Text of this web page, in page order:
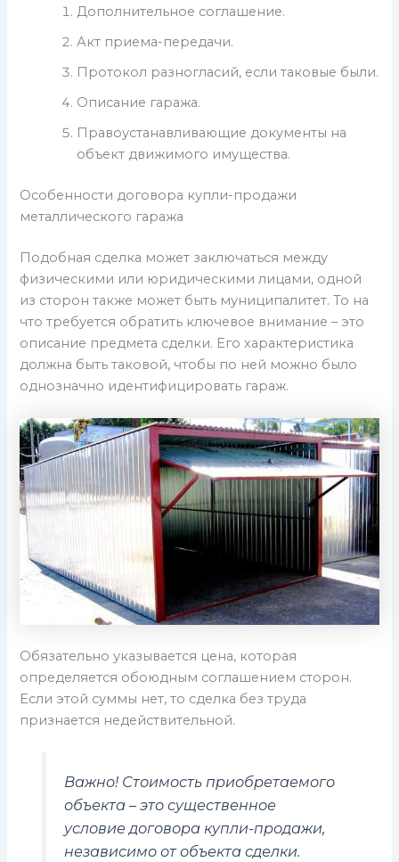
Дополнительное соглашение.
Акт приема-передачи.
Протокол разногласий, если таковые были.
Описание гаража.
Правоустанавливающие документы на
объект движимого имущества.
Особенности договора купли-продажи
металлического гаража
Подобная сделка может заключаться между
физическими или юридическими лицами, одной
из сторон также может быть муниципалитет. То на
что требуется обратить ключевое внимание – это
описание предмета сделки. Его характеристика
должна быть таковой, чтобы по ней можно было
однозначно идентифицировать гараж.
Обязательно указывается цена, которая
определяется обоюдным соглашением сторон.
Если этой суммы нет, то сделка без труда
признается недействительной.
Важно! Стоимость приобретаемого
объекта – это существенное
условие договора купли-продажи,
независимо от объекта сделки.